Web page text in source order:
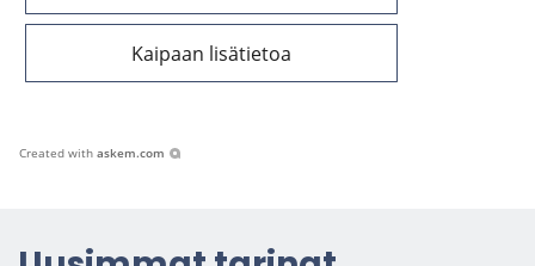
Kaipaan lisätietoa
Created with askem.com